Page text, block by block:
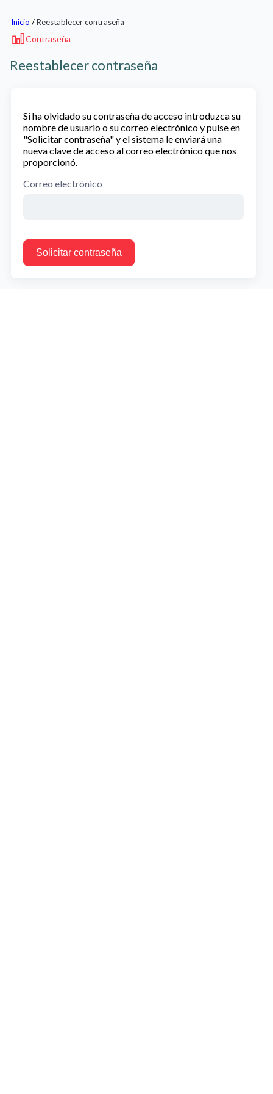
Inicio /Reestablecer contraseña
Contraseña
Reestablecer contraseña
Si ha olvidado su contraseña de acceso introduzca su
nombre de usuario o su correo electrónico y pulse en
"Solicitar contraseña" y el sistema le enviará una
nueva clave de acceso al correo electrónico que nos
proporcionó.
Correo electrónico